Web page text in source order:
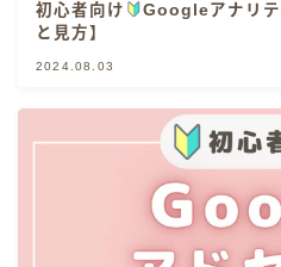
初心者向け
Googleアナリテ
と見方】
2024.08.03